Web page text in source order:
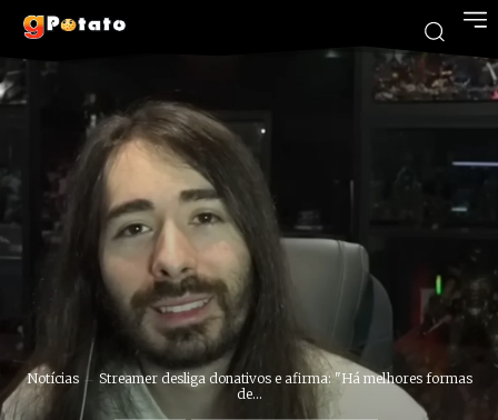
Notícias
Streamer desliga donativos e afirma: "Há melhores formas
de...